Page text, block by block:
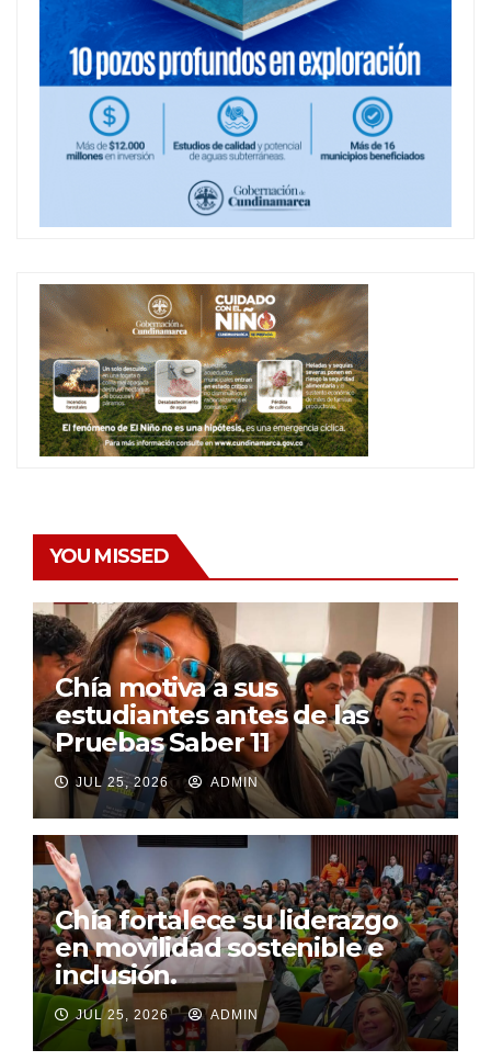
YOU MISSED
Chía motiva a sus
estudiantes antes de las
Pruebas Saber 11
JUL 25, 2026 ADMIN
Chía fortalece su liderazgo
en movilidad sostenible e
inclusión.
JUL 25, 2026 ADMIN